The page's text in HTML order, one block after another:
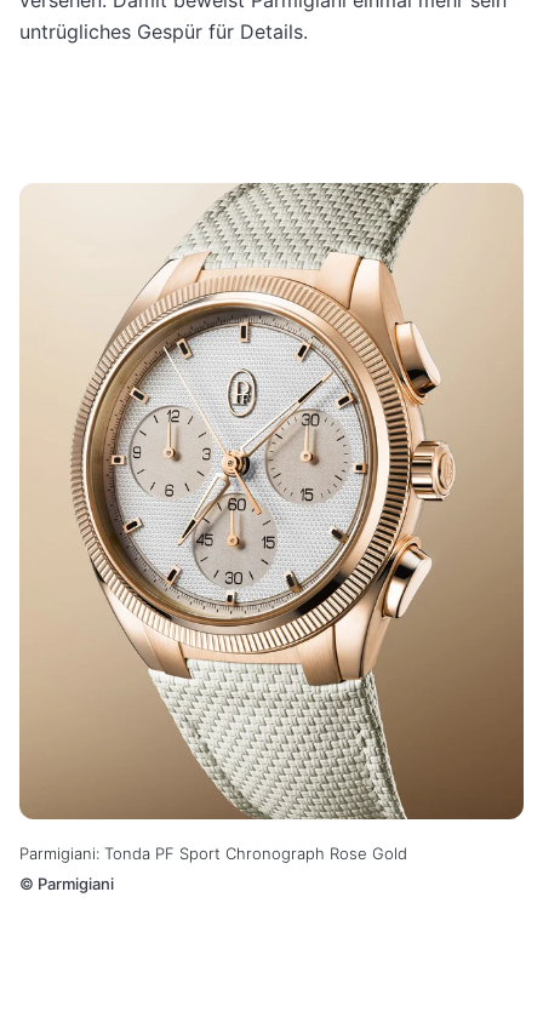
untrügliches Gespür für Details.
Parmigiani: Tonda PF Sport Chronograph Rose Gold
© Parmigiani